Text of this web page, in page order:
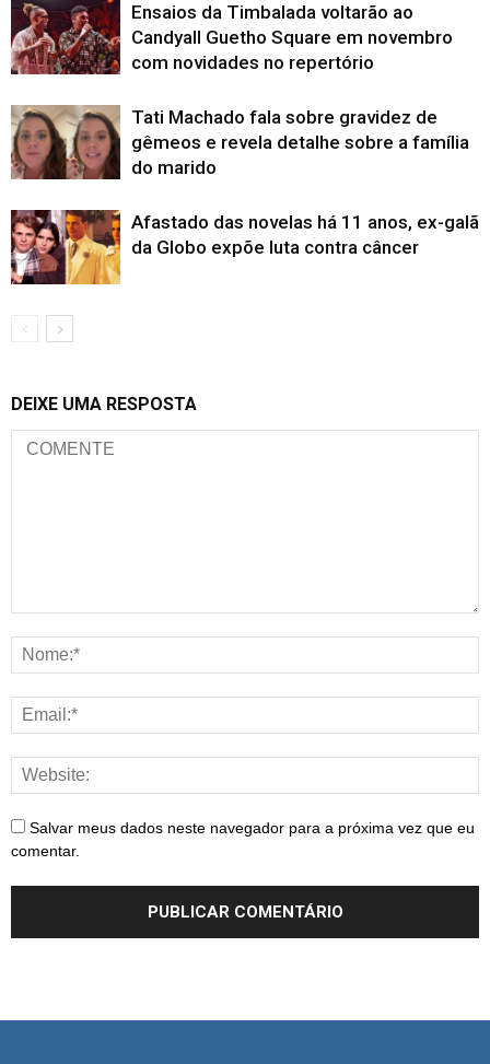
Ensaios da Timbalada voltarão ao
Candyall Guetho Square em novembro
com novidades no repertório
Tati Machado fala sobre gravidez de
gêmeos e revela detalhe sobre a família
do marido
Afastado das novelas há 11 anos, ex-galã
da Globo expõe luta contra câncer
DEIXE UMA RESPOSTA
Salvar meus dados neste navegador para a próxima vez que eu
comentar.